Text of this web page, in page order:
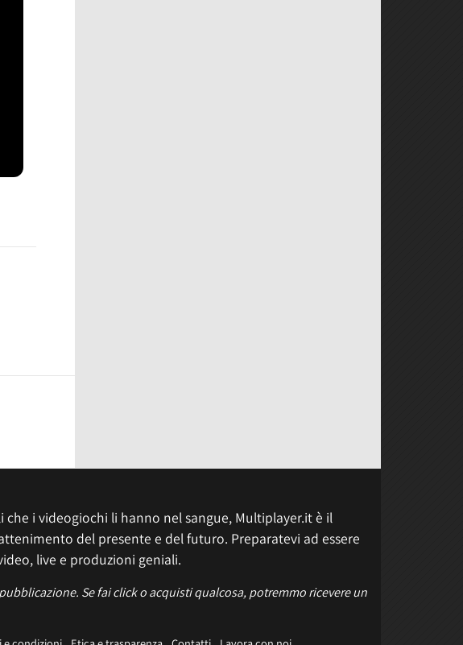
i videogiochi li hanno nel sangue, Multiplayer.it è il
del presente e del futuro. Preparatevi ad essere
live e produzioni geniali.
Se fai click o acquisti qualcosa, potremmo ricevere un